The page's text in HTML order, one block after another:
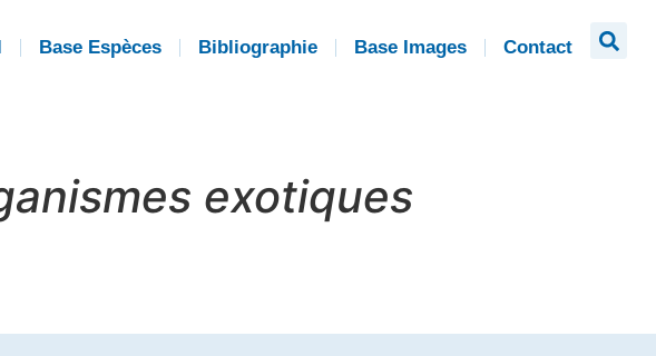
Base Espèces Bibliographie Base Images Contact
exotiques